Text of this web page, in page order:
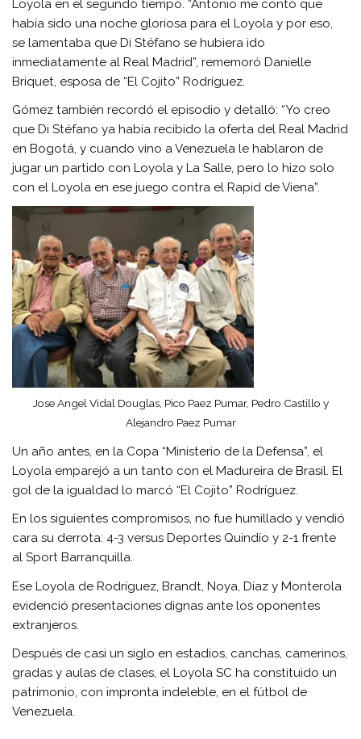
Loyola en el segundo tiempo. “Antonio me contó que
había sido una noche gloriosa para el Loyola y por eso,
se lamentaba que Di Stéfano se hubiera ido
inmediatamente al Real Madrid”, rememoró Danielle
Briquet, esposa de “El Cojito” Rodríguez.
Gómez también recordó el episodio y detalló: “Yo creo
que Di Stéfano ya había recibido la oferta del Real Madrid
en Bogotá, y cuando vino a Venezuela le hablaron de
jugar un partido con Loyola y La Salle, pero lo hizo solo
con el Loyola en ese juego contra el Rapid de Viena”.
Jose Angel Vidal Douglas, Pico Paez Pumar, Pedro Castillo y
Alejandro Paez Pumar
Un año antes, en la Copa “Ministerio de la Defensa”, el
Loyola emparejó a un tanto con el Madureira de Brasil. El
gol de la igualdad lo marcó “El Cojito” Rodríguez.
En los siguientes compromisos, no fue humillado y vendió
cara su derrota: 4-3 versus Deportes Quindío y 2-1 frente
al Sport Barranquilla.
Ese Loyola de Rodríguez, Brandt, Noya, Díaz y Monterola
evidenció presentaciones dignas ante los oponentes
extranjeros.
Después de casi un siglo en estadios, canchas, camerinos,
gradas y aulas de clases, el Loyola SC ha constituido un
patrimonio, con impronta indeleble, en el fútbol de
Venezuela.